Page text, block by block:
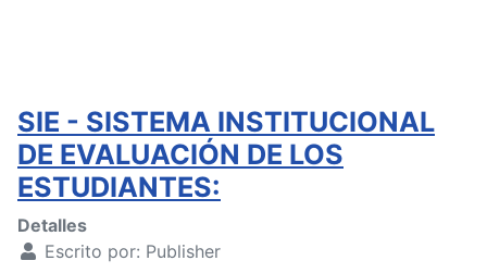
SIE - SISTEMA INSTITUCIONAL
DE EVALUACIÓN DE LOS
ESTUDIANTES:
Detalles
Escrito por: Publisher